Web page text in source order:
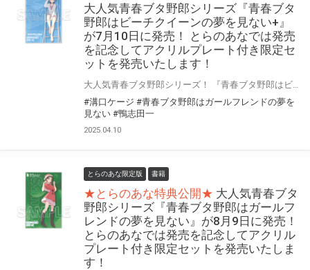
大人気青春ブタ野郎シリーズ『青春ブタ
野郎はビーチクイーンの夢を見ない+』
が7月10日に発売！ とらのあなでは発売
を記念してアクリルプレート付き限定セ
ットを発売いたします！
#溝口ケージ #青春ブタ野郎はガールフレンドの夢を
見ない #鴨志田一
2025.04.10
とらのあな限定版 書籍
★とらのあな特典公開★ 大人気青春ブタ
野郎シリーズ『青春ブタ野郎はガールフ
レンドの夢を見ない』が8月9日に発売！
とらのあなでは発売を記念してアクリル
プレート付き限定セットを発売いたしま
す！